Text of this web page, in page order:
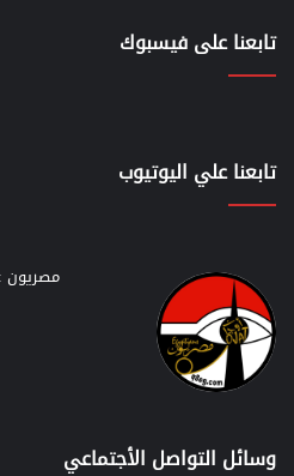
تابعنا على فيسبوك
تابعنا علي اليوتيوب
مصريون
وسائل التواصل الأجتماعي